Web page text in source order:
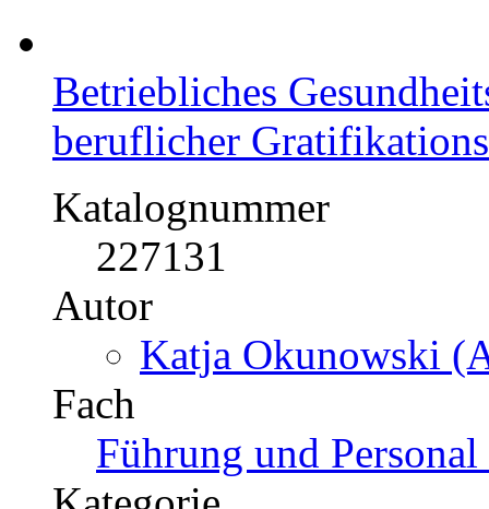
Betriebliches
beruflicher
Katalognummer
227131
Autor
Katja Okunowski
Fach
Führung und